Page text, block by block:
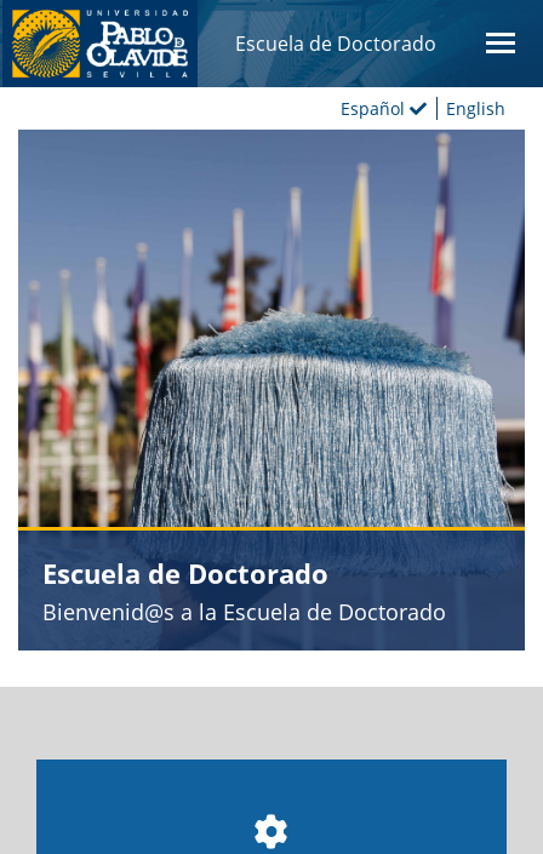
Escuela de Doctorado
English
Español
Escuela de Doctorado
Bienvenid@s a la Escuela de Doctorado